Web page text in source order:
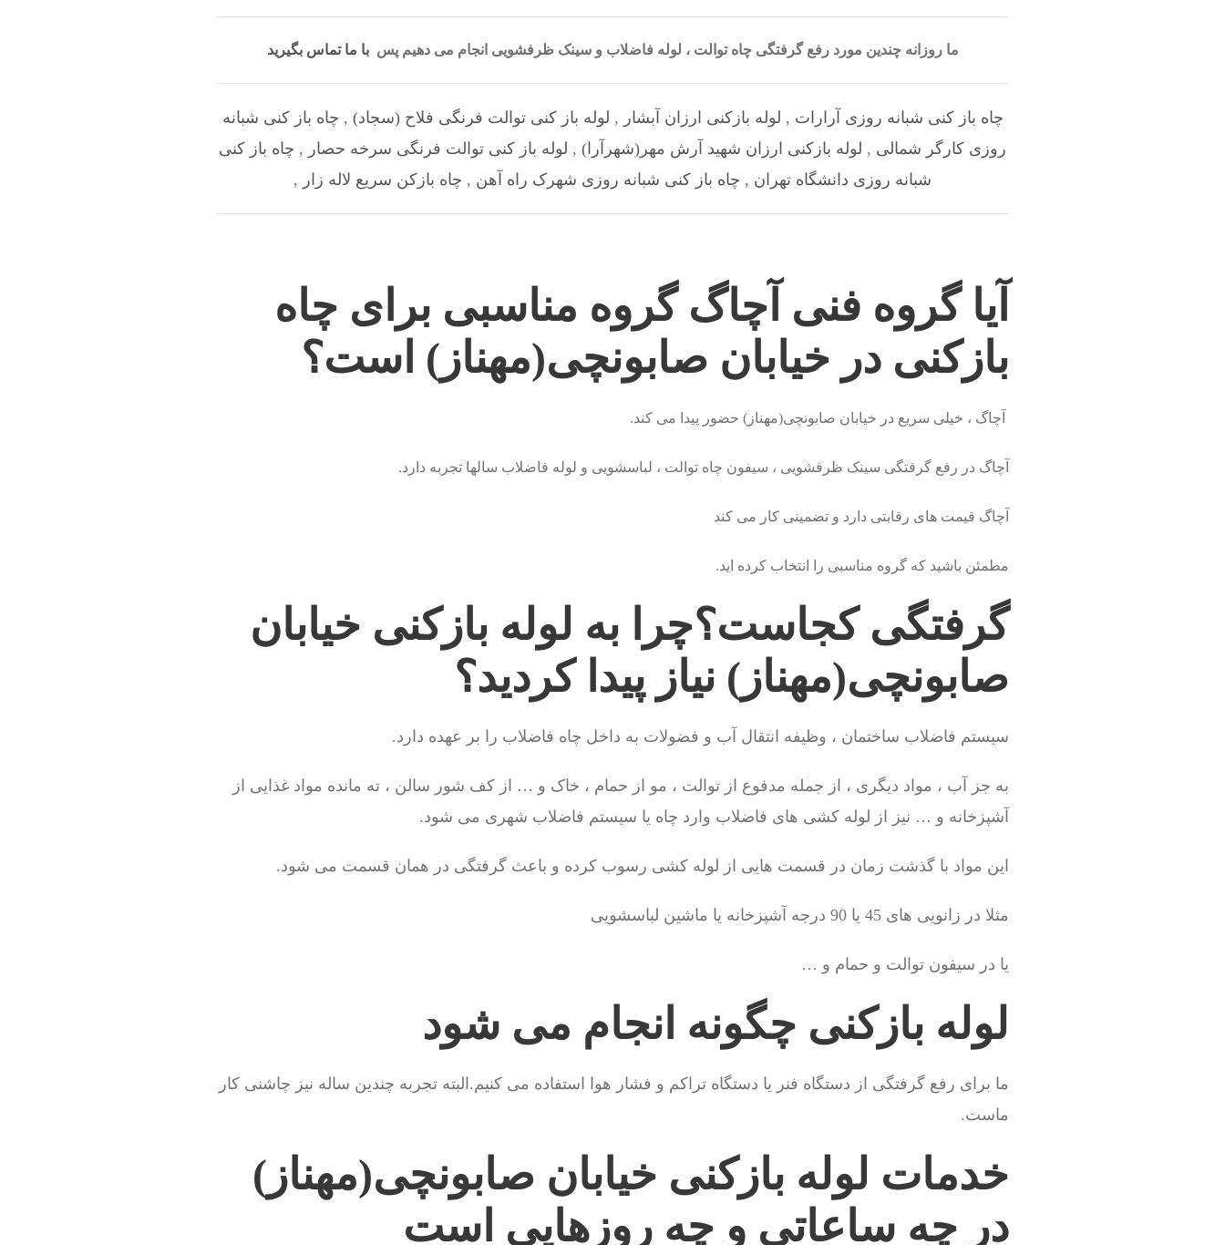
ما روزانه چندین مورد رفع گرفتگی چاه توالت ، لوله فاضلاب و سینک ظرفشویی انجام می دهیم پسبا ما تماس بگیرید
چاه باز کنی شبانه روزی آرارات , لوله بازکنی ارزان آبشار , لوله باز کنی توالت فرنگی فلاح (سجاد) , چاه باز کنی شبانه
روزی کارگر شمالی , لوله بازکنی ارزان شهيد آرش مهر(شهرآرا) , لوله باز کنی توالت فرنگی سرخه حصار , چاه باز کنی
شبانه روزی دانشگاه تهران , چاه باز کنی شبانه روزی شهرک راه آهن , چاه بازکن سریع لاله زار ,
آیا گروه فنی آچاگ گروه مناسبی برای چاه
بازکنی در خیابان صابونچی(مهناز) است؟
آچاگ ، خیلی سریع در خیابان صابونچی(مهناز) حضور پیدا می کند.
آچاگ در رفع گرفتگی سینک ظرفشویی ، سیفون چاه توالت ، لباسشویی و لوله فاضلاب سالها تجربه دارد.
آچاگ قیمت های رقابتی دارد و تضمینی کار می کند
مطمئن باشید که گروه مناسبی را انتخاب کرده اید.
گرفتگی کجاست؟چرا به لوله بازکنی خیابان
صابونچی(مهناز) نیاز پیدا کردید؟
سیستم فاضلاب ساختمان ، وظیفه انتقال آب و فضولات به داخل چاه فاضلاب را بر عهده دارد.
به جز آب ، مواد دیگری ، از جمله مدفوع از توالت ، مو از حمام ، خاک و … از کف شور سالن ، ته مانده مواد غذایی از
آشپزخانه و … نیز از لوله کشی های فاضلاب وارد چاه یا سیستم فاضلاب شهری می شود.
این مواد با گذشت زمان در قسمت هایی از لوله کشی رسوب کرده و باعث گرفتگی در همان قسمت می شود.
مثلا در زانویی های 45 یا 90 درجه آشپزخانه یا ماشین لباسشویی
یا در سیفون توالت و حمام و …
لوله بازکنی چگونه انجام می شود
ما برای رفع گرفتگی از دستگاه فنر یا دستگاه تراکم و فشار هوا استفاده می کنیم.البته تجربه چندین ساله نیز چاشنی کار
ماست.
خدمات لوله بازکنی خیابان صابونچی(مهناز)
در چه ساعاتی و چه روزهایی است